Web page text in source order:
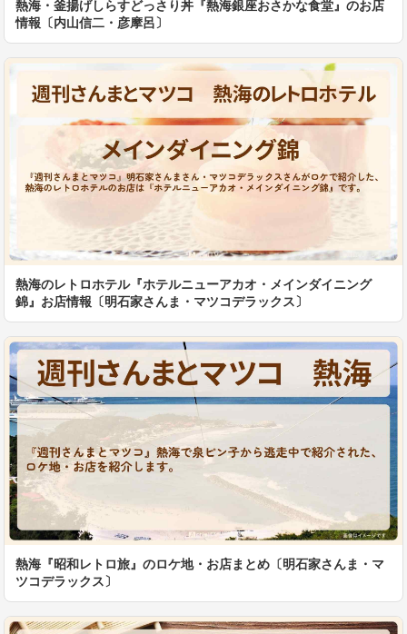
熱海・釜揚げしらすどっさり丼『熱海銀座おさかな食堂』のお店
情報〔内山信二・彦摩呂〕
熱海のレトロホテル『ホテルニューアカオ・メインダイニング
錦』お店情報〔明石家さんま・マツコデラックス〕
熱海『昭和レトロ旅』のロケ地・お店まとめ〔明石家さんま・マ
ツコデラックス〕